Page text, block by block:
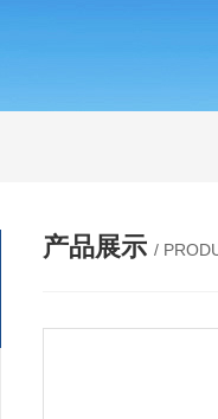
产品展示 /